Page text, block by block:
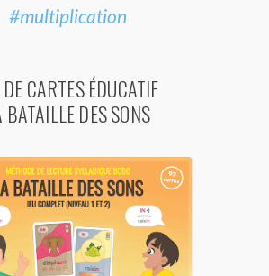
#multiplication
DE CARTES ÉDUCATIF
BATAILLE DES SONS